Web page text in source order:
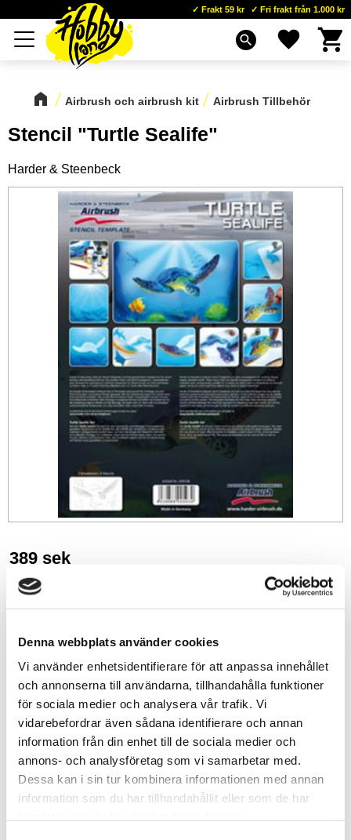
Denna webbplats använder cookies
Vi använder enhetsidentifierare för att anpassa innehållet
och annonserna till användarna, tillhandahålla funktioner
för sociala medier och analysera vår trafik. Vi
vidarebefordrar även sådana identifierare och annan
information från din enhet till de sociala medier och
annons- och analysföretag som vi samarbetar med.
Dessa kan i sin tur kombinera informationen med annan
information som du har tillhandahållit eller som de har
Meny
Frakt 59 kr Fri frakt från 1.000 kr
search Favoriter
Airbrush och airbrush kit Airbrush Tillbehör
Stencil "Turtle Sealife"
Harder & Steenbeck
389 sek
Lagerstatus
I lager
Artikelnr
Leveranstid
skickas från oss inom 0-1 vardagar
Allmänt